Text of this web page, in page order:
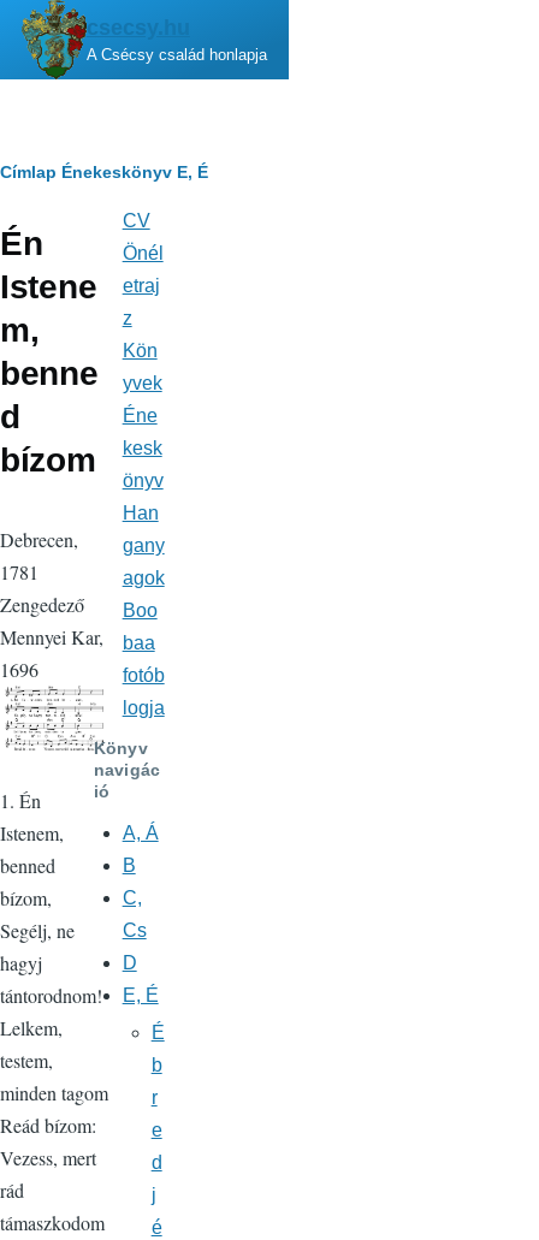
Ugrás a tartalomra
csecsy.hu
A Csécsy család honlapja
Morzsa
Címlap Énekeskönyv E, É
Én
Istene
m,
benne
d
bízom
Debrecen,
1781
Zengedező
Mennyei Kar,
1696
1. Én
Istenem,
benned
bízom,
Segélj, ne
hagyj
tántorodnom!
Lelkem,
testem,
minden tagom
Reád bízom:
Vezess, mert
rád
támaszkodom
navigáció
CV
Önél
etraj
z
Kön
yvek
Éne
kesk
önyv
Han
gany
agok
Boo
baa
fotób
logja
Könyv
navigác
ió
A, Á
B
C,
Cs
D
E, É
É
b
r
e
d
j
é